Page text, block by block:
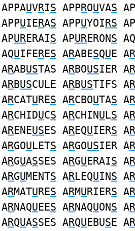
APPAUVRIS APPROUVAS
APPUIERAS APPUYOIRS AP
APURERAIS APURERONS AQ
AQUIFERES ARABESQUE AR
ARABUSTAS ARBOUSIER AR
ARBUSCULE ARBUSTIFS AR
ARCATURES ARCBOUTAS AR
ARCHIDUCS ARCHINULS AR
ARENEUSES AREQUIERS AR
ARGOULETS ARGOUSIER AR
ARGUASSES ARGUERAIS AR
ARGUMENTS ARLEQUINS AR
ARMATURES ARMURIERS AR
ARNAQUEES ARNAQUONS AR
ARQUASSES ARQUEBUSE AR